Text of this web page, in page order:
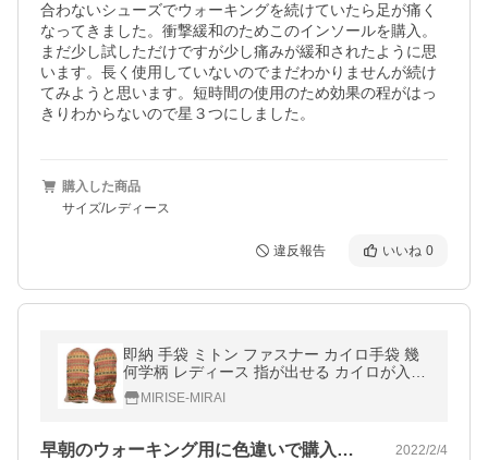
合わないシューズでウォーキングを続けていたら足が痛く
なってきました。衝撃緩和のためこのインソールを購入。
まだ少し試しただけですが少し痛みが緩和されたように思
います。長く使用していないのでまだわかりませんが続け
てみようと思います。短時間の使用のため効果の程がはっ
きりわからないので星３つにしました。
購入した商品
サイズ/レディース
違反報告 いいね 0
即納 手袋 ミトン ファスナー カイロ手袋 幾
何学柄 レディース 指が出せる カイロが入る
手袋 裏起毛 フリース スマホ対応 通勤 通学
防寒 ポカポカ 暖かい
MIRISE-MIRAI
早朝のウォーキング用に色違いで購入。体… 2022/2/4